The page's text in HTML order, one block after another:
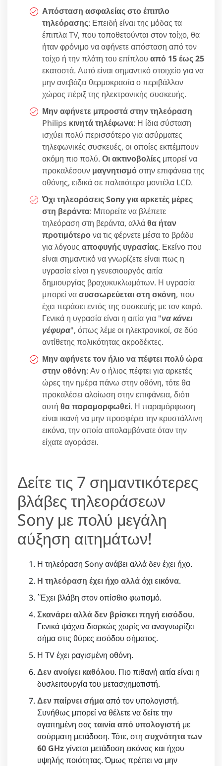
Απόσταση ασφαλείας στο έπιπλο
τηλεόρασης: Επειδή είναι της μόδας τα
έπιπλα TV, που τοποθετούνται στον τοίχο, θα
ήταν φρόνιμο να αφήνετε απόσταση από τον
τοίχο ή την πλάτη του επίπλου από 15 έως 25
εκατοστά. Αυτό είναι σημαντικό στοιχείο για να
μην ανεβάζει θερμοκρασία ο περιβάλλον
χώρος πέριξ της ηλεκτρονικής συσκευής.
Μην αφήνετε μπροστά στην τηλεόραση
Philips κινητά τηλέφωνα: Η ίδια σύσταση
ισχύει πολύ περισσότερο για ασύρματες
τηλεφωνικές συσκευές, οι οποίες εκπέμπουν
ακόμη πιο πολύ. Οι ακτινοβολίες μπορεί να
προκαλέσουν μαγνητισμόστην επιφάνεια της
οθόνης, ειδικά σε παλαιότερα μοντέλα LCD.
Όχι τηλεοράσεις Sony για αρκετές μέρες
στη βεράντα: Μπορείτε να βλέπετε
τηλεόραση στη βεράντα, αλλάθα ήταν
προτιμότερονα τις φέρνετε μέσα το βράδυ
για λόγους αποφυγής υγρασίας. Εκείνο που
είναι σημαντικό να γνωρίζετε είναι πως η
υγρασία είναι η γενεσιουργός αιτία
δημιουργίας βραχυκυκλωμάτων. Η υγρασία
μπορεί νασυσσωρεύεται στη σκόνη, που
έχει περάσει εντός της συσκευής με τον καιρό.
Γενικά η υγρασία είναι η αιτία για "να κάνει
γέφυρα", όπως λέμε οι ηλεκτρονικοί, σε δύο
αντίθετης πολικότητας ακροδέκτες.
Μην αφήνετε τον ήλιο να πέφτει πολύ ώρα
στην οθόνη: Αν ο ήλιος πέφτει για αρκετές
ώρες την ημέρα πάνω στην οθόνη, τότε θα
προκαλέσει αλοίωση στην επιφάνεια, διότι
αυτή θα παραμορφωθεί. Η παραμόρφωση
είναι ικανή να μην προσφέρει την κρυστάλλινη
εικόνα, την οποία απολαμβάνατε όταν την
είχατε αγοράσει.
Δείτε τις 7 σημαντικότερες
βλάβες τηλεοράσεων
Sony με πολύ μεγάλη
αύξηση αιτημάτων!
Η τηλεόραση Sony ανάβει αλλά δεν έχει ήχο.
Η τηλεόραση έχει ήχο αλλά όχι εικόνα.
΄Έχει βλάβη στον οπίσθιο φωτισμό.
Σκανάρει αλλά δεν βρίσκει πηγή εισόδου.
Γενικά ψάχνει διαρκώς χωρίς να αναγνωρίζει
σήμα στις θύρες εισόδου σήματος.
Η TV έχει ραγισμένη οθόνη.
Δεν ανοίγει καθόλου. Πιο πιθανή αιτία είναι η
δυσλειτουργία του μετασχηματιστή.
Δεν παίρνει σήμααπό τον υπολογιστή.
Συνήθως μπορεί να θέλετε να δείτε την
αγαπημένη σας ταινία από υπολογιστή με
ασύρματη μετάδοση. Τότε, στη συχνότητα των
60 GHzγίνεται μετάδοση εικόνας και ήχου
υψηλής ποιότητας. Όμως πρέπει να μην